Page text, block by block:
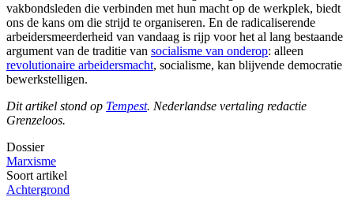
vakbondsleden die verbinden met hun macht op de werkplek, biedt
ons de kans om die strijd te organiseren. En de radicaliserende
arbeidersmeerderheid van vandaag is rijp voor het al lang bestaande
argument van de traditie van socialisme van onderop: alleen
revolutionaire arbeidersmacht, socialisme, kan blijvende democratie
bewerkstelligen.
Dit artikel stond op Tempest. Nederlandse vertaling redactie
Grenzeloos.
Dossier
Marxisme
Soort artikel
Achtergrond